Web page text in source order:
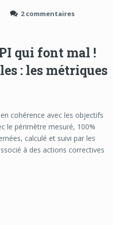
2 commentaires
qui font mal !
: les métriques
cohérence avec les objectifs
le périmètre mesuré, 100%
calculé et suivi par les
à des actions correctives